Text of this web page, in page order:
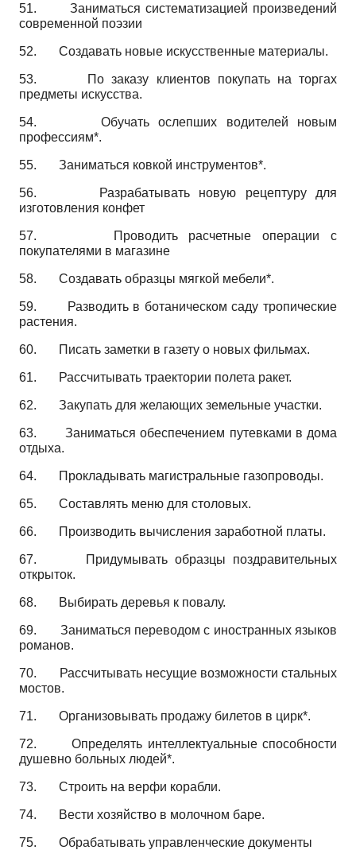
51. Заниматься систематизацией произведений
современной поэзии
52. Создавать новые искусственные материалы.
53.
По заказу клиентов покупать на торгах
предметы искусства.
54. Обучать ослепших водителей новым
профессиям*.
55. Заниматься ковкой инструментов*.
56.
Разрабатывать новую рецептуру для
изготовления конфет
57.
Проводить расчетные операции с
покупателями в магазине
58. Создавать образцы мягкой мебели*.
59.
Разводить в ботаническом саду тропические
растения.
60. Писать заметки в газету о новых фильмах.
61. Рассчитывать траектории полета ракет.
62. Закупать для желающих земельные участки.
63.Заниматься обеспечением путевками в дома
отдыха.
64. Прокладывать магистральные газопроводы.
65. Составлять меню для столовых.
66. Производить вычисления заработной платы.
67.
Придумывать образцы поздравительных
открыток.
68. Выбирать деревья к повалу.
69. Заниматься переводом с иностранных языков
романов.
70.
Рассчитывать несущие возможности стальных
мостов.
71. Организовывать продажу билетов в цирк*.
72.Определять интеллектуальные способности
душевно больных людей*.
73. Строить на верфи корабли.
74. Вести хозяйство в молочном баре.
75. Обрабатывать управленческие документы